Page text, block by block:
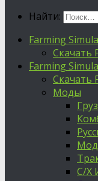
Найти:
Farming
Скачать
Farming
Скачать
Моды
С/Х